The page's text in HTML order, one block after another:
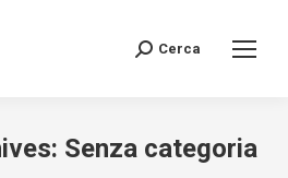
Search:
Cerca
Senza categoria